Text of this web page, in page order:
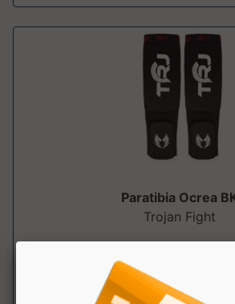
Paratibia Ocrea
Trojan Fight
da combattimento.